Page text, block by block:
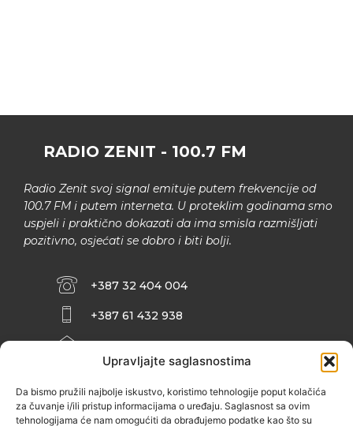
Upravljajte saglasnostima
Da bismo pružili najbolje iskustvo, koristimo tehnologije poput kolačića
za čuvanje i/ili pristup informacijama o uređaju. Saglasnost sa ovim
tehnologijama će nam omogućiti da obrađujemo podatke kao što su
RADIO ZENIT - 100.7 FM
Radio Zenit svoj signal emituje putem frekvencije od
100.7 FM i putem interneta. U proteklim godinama smo
uspjeli i praktično dokazati da ima smisla razmišljati
pozitivno, osjećati se dobro i biti bolji.
+387 32 404 004
+387 61 432 938
INFO@ZENIT.BA
ZENIČANKA, 3. SPRAT), 72000 ZENICA